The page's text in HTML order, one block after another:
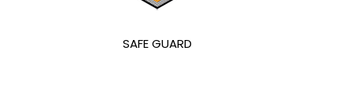
SAFE GUARD